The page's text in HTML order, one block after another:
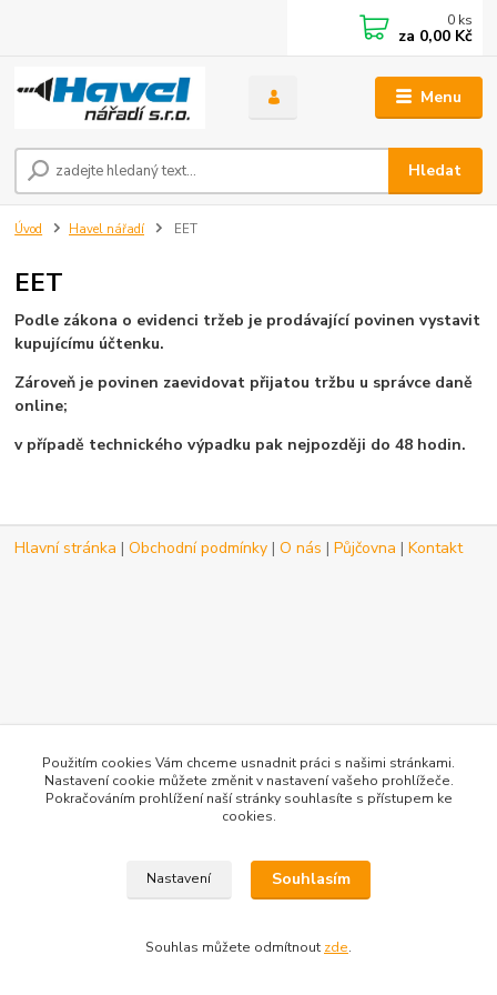
Menu
Hledat
0 ks
za 0,00 Kč
Úvod Havel nářadí EET
EET
Podle zákona o evidenci tržeb je prodávající povinen vystavit
kupujícímu účtenku.
Zároveň je povinen zaevidovat přijatou tržbu u správce daně
online;
v případě technického výpadku pak nejpozději do 48 hodin.
Hlavní stránka |Obchodní podmínky |O nás |Půjčovna |Kontakt
Vytvořeno na Eshop-rychle.cz
Použitím cookies Vám chceme usnadnit práci s našimi stránkami.
Nastavení cookie můžete změnit v nastavení vašeho prohlížeče.
Pokračováním prohlížení naší stránky souhlasíte s přístupem ke
cookies.
Nastavení Souhlasím
Souhlas můžete odmítnout zde.